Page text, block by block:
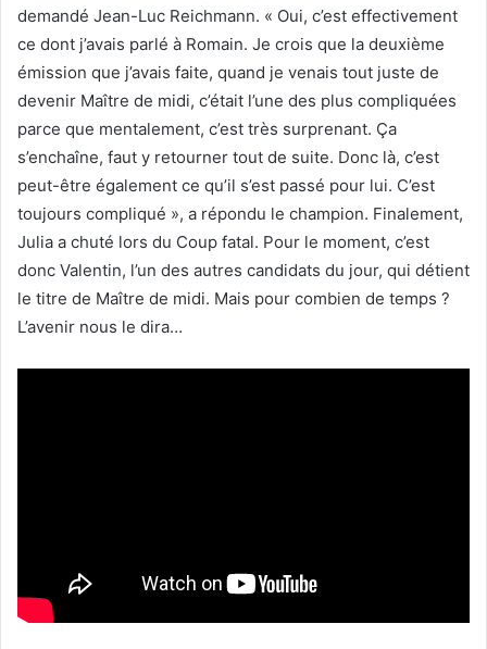
demandé Jean-Luc Reichmann. « Oui, c’est effectivement
ce dont j’avais parlé à Romain. Je crois que la deuxième
émission que j’avais faite, quand je venais tout juste de
devenir Maître de midi, c’était l’une des plus compliquées
parce que mentalement, c’est très surprenant. Ça
s’enchaîne, faut y retourner tout de suite. Donc là, c’est
peut-être également ce qu’il s’est passé pour lui. C’est
toujours compliqué », a répondu le champion. Finalement,
Julia a chuté lors du Coup fatal. Pour le moment, c’est
donc Valentin, l’un des autres candidats du jour, qui détient
le titre de Maître de midi. Mais pour combien de temps ?
L’avenir nous le dira…